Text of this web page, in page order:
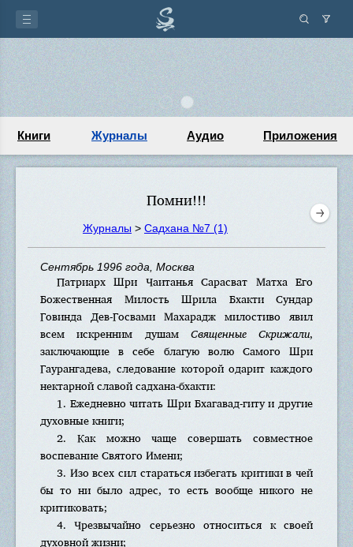
Книги Журналы Аудио Приложения
Помни!!!
Журналы > Садхана №7 (1)
Сентябрь 1996 года, Москва
Патриарх Шри Чаитанья Сарасват Матха Его
Божественная Милость Шрила Бхакти Сундар
Говинда Дев-Госвами Махарадж милостиво явил
всем искренним душам Священные Скрижали,
заключающие в себе благую волю Самого Шри
Гаурангадева, следование которой одарит каждого
нектарной славой садхана-бхакти:
1. Ежедневно читать Шри Бхагавад-гиту и другие
духовные книги;
2. Как можно чаще совершать совместное
воспевание Святого Имени;
3. Изо всех сил стараться избегать критики в чей
бы то ни было адрес, то есть вообще никого не
критиковать;
4. Чрезвычайно серьезно относиться к своей
духовной жизни;